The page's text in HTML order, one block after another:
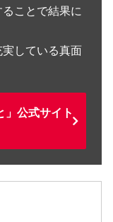
ことで結果に
している真面
公式サイト